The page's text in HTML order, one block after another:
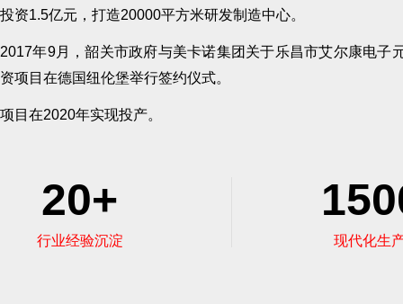
投资1.5亿元，打造20000平方米研发制造中心。
2017年9月，韶关市政府与美卡诺集团关于乐昌市艾尔康电子
资项目在德国纽伦堡举行签约仪式。
项目在2020年实现投产。
20+
行业经验沉淀 现代化生